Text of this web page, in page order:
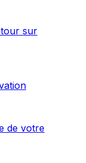
sur
de votre